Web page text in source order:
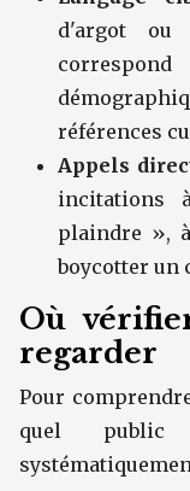
d'argot ou
références
Appels
incitations
plaindre »,
boycotter un
Où
regarder
Pour
quel